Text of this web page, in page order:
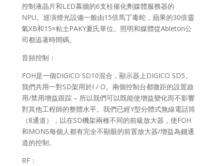
控制液晶片和LED幕牆的6支柱催化劑媒體服務器的
NPU。巡演燈光設備一般由15倍馬丁毒蛇，蘋果的30倍靈
氣XB和15×粘土PAKY夏氏單位。照明和媒體從Ableton公
司都追著時間碼。
音頻控制：
FOH是一個DIGICO SD10混合，顯示器上DIGICO SD5。
我們共用一對SD架用於I / O。兩個控制台都微距的設置啟
用/禁用增益跟踪 – 所以我們可以既能使增益變化而不影響
對其他工程師的整體水平。我們已經Y型分體式無線電話筒
（8通道），以在SD機架兩種不同的前級放大器，使FOH
和MONS每個人都有完全不顯眼的前置放大器/增益為錢通
道的控制。
RF：